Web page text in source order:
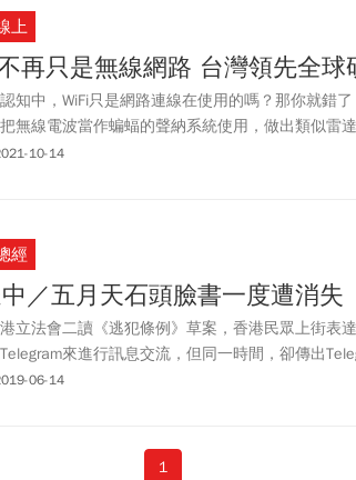
世界前三的獨角獸企業，晟德也以此為目標，積極
世界舞台。
上
再只是無線網路 台灣領先全球
知中，WiFi只是網路連線在使用的嗎？那你就錯
無線電波當作蝙蝠的聲納系統使用，做出類似雷
以說是絕無僅有。
10-14
經
／五月天石頭臉書一度遭消
立法會二讀《逃犯條例》草案，香港民眾上街表
來進行訊息交流，但同一時間，卻傳出
的是，五月天石頭昨留言聲援香港民眾，臉書一
06-14
1